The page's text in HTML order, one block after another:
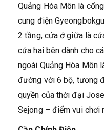
Quảng Hòa Môn là
cung điện
2 tầng, cửa ở giữa là
cửa hai bên dành cho
ngoài Quảng Hòa Môn
đường với 6 bộ, tương
quyền của thời đại
Sejong – điểm vui chơi